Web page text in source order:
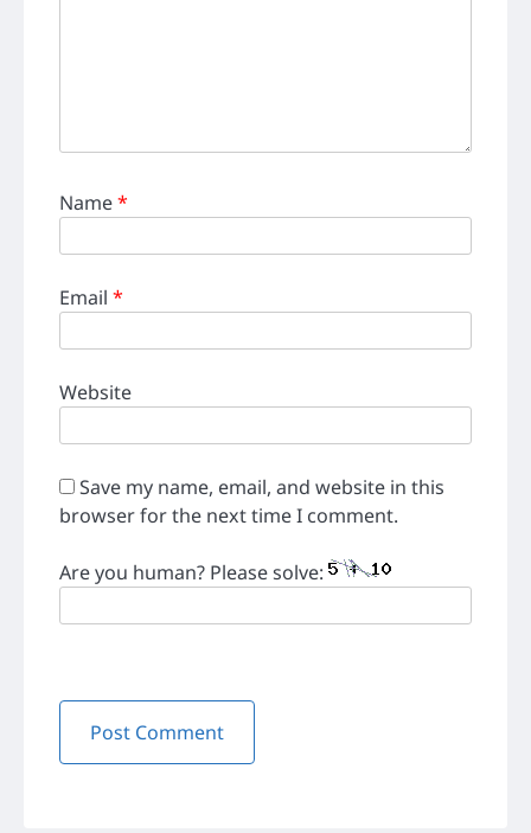
Name*
Email *
Website
Save my name, email, and website in this
browser for the next time I comment.
Are you human? Please solve: